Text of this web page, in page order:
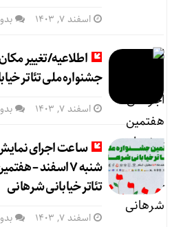
اسفند ۷, ۱۴۰۳
اطلاعیه/تغییر
جشنواره ملی تئاتر
اسفند ۷, ۱۴۰۳
ساعت اجرای
شنبه ۷ اسفند –
تئاتر خیابانی شرهانی
اسفند ۷, ۱۴۰۳